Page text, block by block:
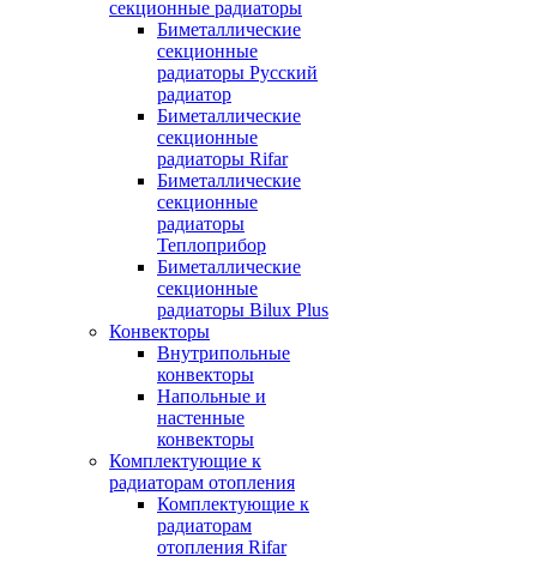
секционные радиаторы
Биметаллические
секционные
радиаторы Русский
радиатор
Биметаллические
секционные
радиаторы Rifar
Биметаллические
секционные
радиаторы
Теплоприбор
Биметаллические
секционные
радиаторы Bilux Plus
Конвекторы
Внутрипольные
конвекторы
Напольные и
настенные
конвекторы
Комплектующие к
радиаторам отопления
Комплектующие к
радиаторам
отопления Rifar